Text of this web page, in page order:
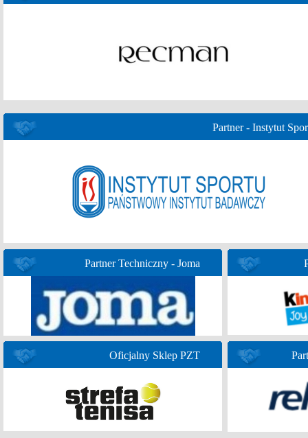
Partner - Instytut
Partner Techniczny - Joma
Oficjalny Sklep PZT